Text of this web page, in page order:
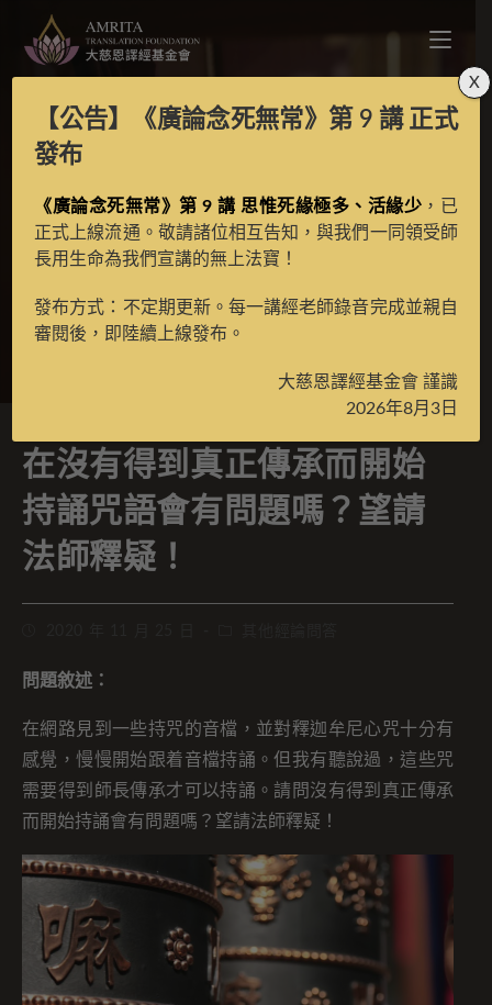
在沒有得到真正傳承而
開始持誦咒語會有問題
嗎？望請法師釋疑！
> 經典問答 >
在沒有得到真正傳承而開始
持誦咒語會有問題嗎？望請
法師釋疑！
問題敘述：
在網路見到一些持咒的音檔，並對釋迦牟尼心咒十分有
感覺，慢慢開始跟着音檔持誦。但我有聽說過，這些咒
需要得到師長傳承才可以持誦。請問沒有得到真正傳承
而開始持誦會有問題嗎？望請法師釋疑！
【公告】 《廣論念死無常》第 9 講正式
發布
《廣論念死無常》第 9 講 思惟死緣極多、活緣少 ，已
正式上線流通。敬請諸位相互告知，與我們一同領受師
長用生命為我們宣講的無上法寶！
發布方式：不定期更新。每一講經老師錄音完成並親自
審閱後，即陸續上線發布。
大慈恩譯經基金會 謹識
2026年8月3日
X